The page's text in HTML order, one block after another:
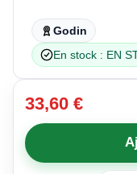
Godin
En stock : EN
33,60 €